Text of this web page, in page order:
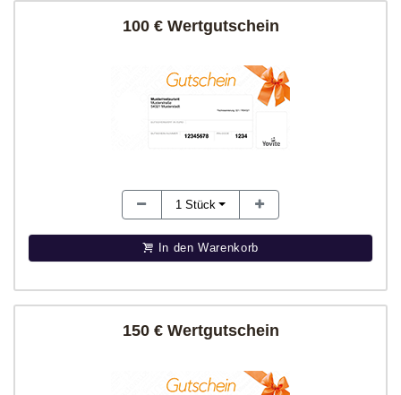
100 € Wertgutschein
1 Stück
In den Warenkorb
150 € Wertgutschein